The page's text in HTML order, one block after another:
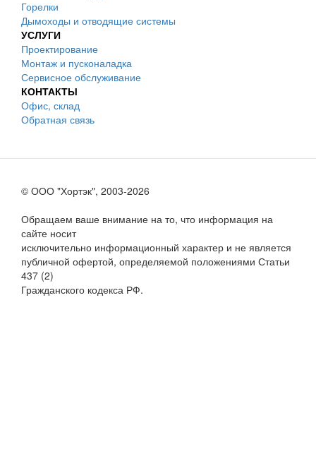
Горелки
Дымоходы и отводящие системы
УСЛУГИ
Проектирование
Монтаж и пусконаладка
Сервисное обслуживание
КОНТАКТЫ
Офис, склад
Обратная связь
© ООО "Хортэк", 2003-2026
Обращаем ваше внимание на то, что информация на
сайте носит
исключительно информационный характер и не является
публичной офертой, определяемой положениями Статьи
437 (2)
Гражданского кодекса РФ.